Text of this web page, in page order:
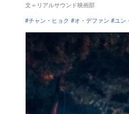
文＝リアルサウンド映画部
チャン・ヒョク
オ・デファン ユン